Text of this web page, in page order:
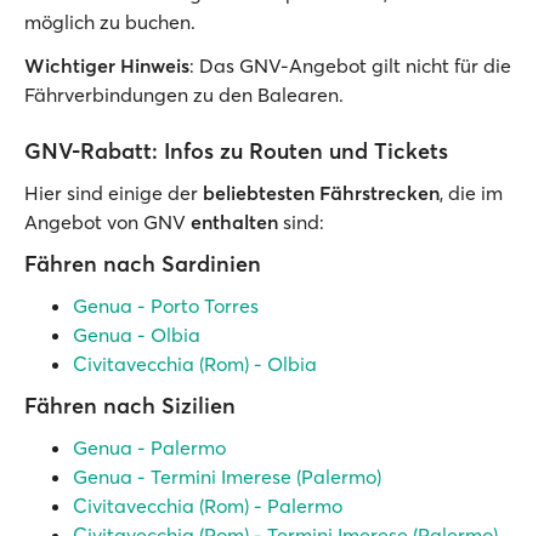
möglich zu buchen.
Wichtiger Hinweis: Das GNV-Angebot gilt nicht für die
Fährverbindungen zu den Balearen.
GNV-Rabatt: Infos zu Routen und Tickets
Hier sind einige der beliebtesten Fährstrecken, die im
Angebot von GNV enthalten sind:
Fähren nach Sardinien
Genua - Porto Torres
Genua - Olbia
Civitavecchia (Rom) - Olbia
Fähren nach Sizilien
Genua - Palermo
Genua - Termini Imerese (Palermo)
Civitavecchia (Rom) - Palermo